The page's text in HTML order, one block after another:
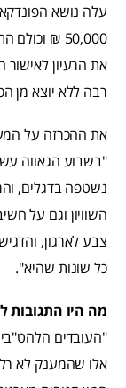
עלה נושא
50,000 ₪
את הרעיון
רבה ללא יוצא מן
את ההכרזה על
"בשבוע הגאווה
נשטפה בדגלים,
השוויון וגם על
צבע לארגון,
כל שונות שהיא".
מה היו התגובות
"העובדים
אלו שהמענק לא